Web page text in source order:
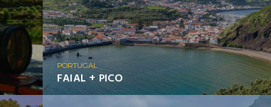
PORTUGAL
FAIAL + PICO